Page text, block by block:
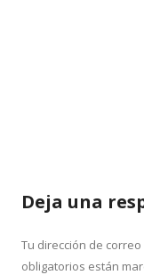
Deja una
Tu dirección de
obligatorios están